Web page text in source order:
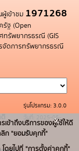
เข้าชม 1971268
รัฐ (Open
ทรัพยากรธรณี (GIS
จัดการทรัพยากรธรณี
รุ่นโปรแกรม: 3.0.0
วันที่: 2025-05-
19
เข้าถึงบริการของผู้ใช้ให้ดี
ก "ยอมรับคุกกี้"
ดยไปที่ "การตั้งค่าคุกกี้"
x